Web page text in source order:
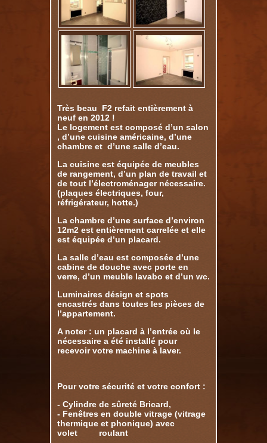
Très beau F2 refait entièrement à
neuf en 2012 !
Le logement est composé d’un salon
, d’une cuisine américaine, d’une
chambre et d’une salle d’eau.
La cuisine est équipée de meubles
de rangement, d’un plan de travail et
de tout l’électroménager nécessaire.
(plaques électriques, four,
réfrigérateur, hotte.)
La chambre d’une surface d’environ
12m2 est entièrement carrelée et elle
est équipée d’un placard.
La salle d’eau est composée d’une
cabine de douche avec porte en
verre, d’un meuble lavabo et d’un wc.
Luminaires désign et spots
encastrés dans toutes les pièces de
l’appartement.
A noter : un placard à l’entrée où le
nécessaire a été installé pour
recevoir votre machine à laver.
Pour votre sécurité et votre confort :
- Cylindre de sûreté Bricard,
- Fenêtres en double vitrage (vitrage
thermique et phonique) avec
volet roulant